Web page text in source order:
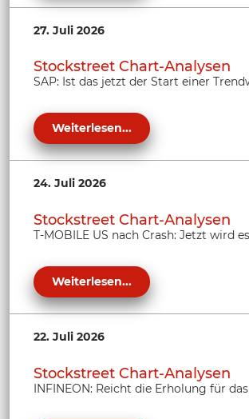
27. Juli 2026
Stockstreet Chart-Analysen
SAP: Ist das jetzt der Start einer
Weiterlesen...
24. Juli 2026
Stockstreet Chart-Analysen
T-MOBILE US nach Crash: Jetzt wird
Weiterlesen...
22. Juli 2026
Stockstreet Chart-Analysen
INFINEON: Reicht die Erholung für